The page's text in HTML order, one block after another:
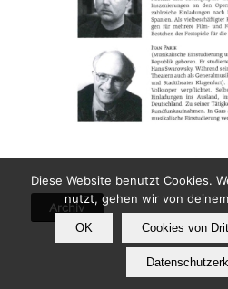
Archiv
Diese Website benutzt Cookies.
nutzt, gehen wir von
OK Cookies von